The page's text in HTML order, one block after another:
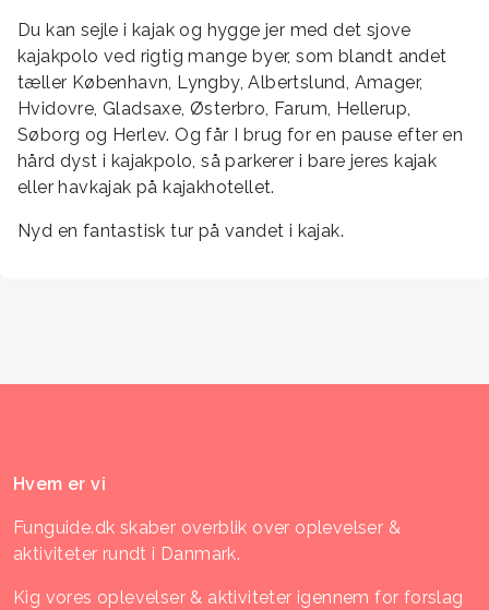
Du kan sejle i kajak og hygge jer med det sjove
kajakpolo ved rigtig mange byer, som blandt andet
tæller København, Lyngby, Albertslund, Amager,
Hvidovre, Gladsaxe, Østerbro, Farum, Hellerup,
Søborg og Herlev. Og får I brug for en pause efter en
hård dyst i kajakpolo, så parkerer i bare jeres kajak
eller havkajak på kajakhotellet.
Nyd en fantastisk tur på vandet i kajak.
Hvem er vi
Funguide.dk skaber overblik over oplevelser &
aktiviteter rundt i Danmark.
Kig vores oplevelser & aktiviteter igennem for forslag